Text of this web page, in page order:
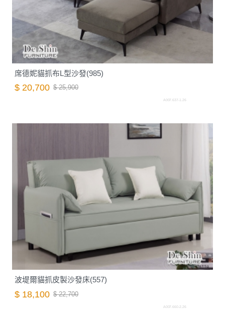
席德妮貓抓布L型沙發(985)
$ 20,700 $ 25,900
A007.637-1.26
波堤爾貓抓皮製沙發床(557)
$ 18,100 $ 22,700
A007.660-2.26